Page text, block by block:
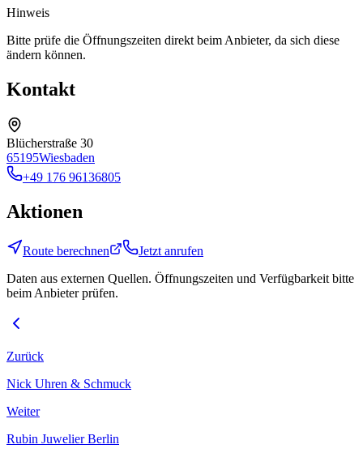
Hinweis
Bitte prüfe die Öffnungszeiten direkt beim Anbieter, da sich diese
ändern können.
Kontakt
Blücherstraße 30
65195Wiesbaden
+49 176 96136805
Aktionen
Route berechnen
Jetzt anrufen
Daten aus externen Quellen. Öffnungszeiten und Verfügbarkeit bitte
beim Anbieter prüfen.
Zurück
Nick Uhren & Schmuck
Weiter
Rubin Juwelier Berlin